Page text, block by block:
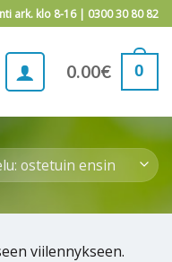
ark. klo 8-16 | 0300 30 80 82
0.00€ 0
viilennykseen.